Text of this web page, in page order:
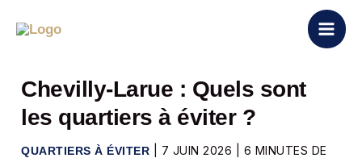
Chevilly-Larue : Quels sont
les quartiers à éviter ?
QUARTIERS À ÉVITER 7 JUIN 2026
6 MINUTES DE